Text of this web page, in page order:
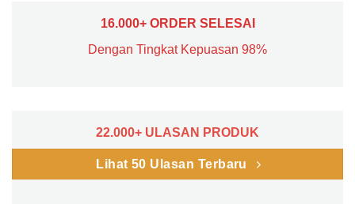
16.000+ ORDER SELESAI
Dengan Tingkat Kepuasan 98%
22.000+ ULASAN PRODUK
Lihat 50 Ulasan Terbaru